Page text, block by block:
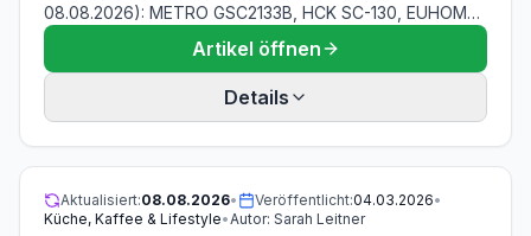
08.08.2026): METRO GSC2133B, HCK SC-130, EUHOMY
90 L, Klarstein Beersafe 147 L und °CUBES Coca-Cola
115 L — mit nachgerechneter Flaschenzahl und EU-
Registerwerten.
Artikel öffnen
Details
Aktualisiert:08.08.2026• Veröffentlicht:04.03.2026•
Küche, Kaffee & Lifestyle•Autor: Sarah Leitner